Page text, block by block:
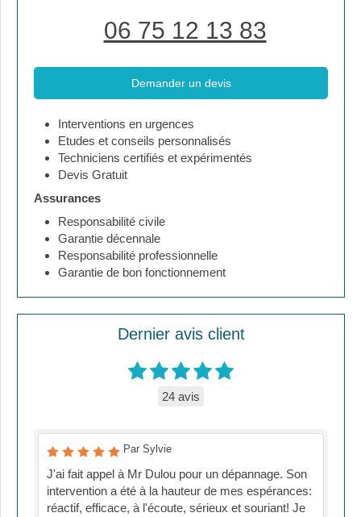
06 75 12 13 83
Demander un devis
Interventions en urgences
Etudes et conseils personnalisés
Techniciens certifiés et expérimentés
Devis Gratuit
Assurances
Responsabilité civile
Garantie décennale
Responsabilité professionnelle
Garantie de bon fonctionnement
Dernier avis client
24 avis
Par Sylvie
J'ai fait appel à Mr Dulou pour un dépannage. Son
intervention a été à la hauteur de mes espérances:
réactif, efficace, à l'écoute, sérieux et souriant! Je